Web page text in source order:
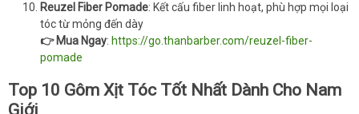
Reuzel Fiber Pomade: Kết cấu fiber linh hoạt, phù hợp mọi loại
tóc từ mỏng đến dày
👉 Mua Ngay: https://go.thanbarber.com/reuzel-fiber-
pomade
Top 10 Gôm Xịt Tóc Tốt Nhất Dành Cho Nam
Giới